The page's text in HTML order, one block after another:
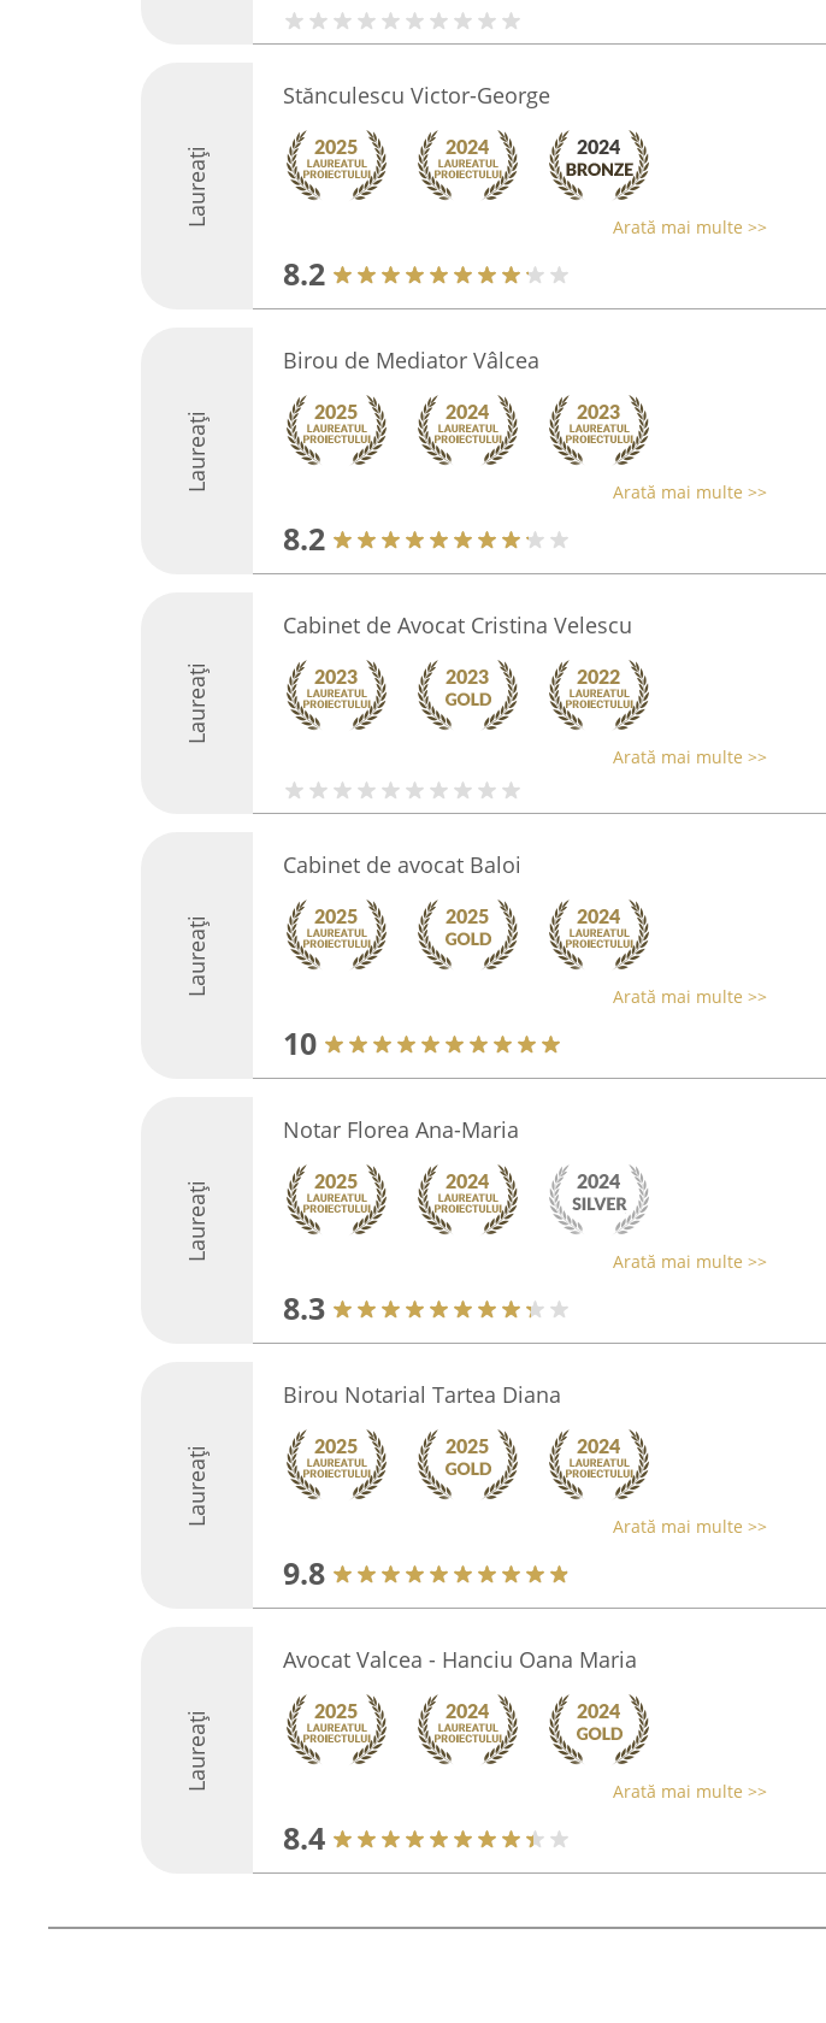
Laureați
Stănculescu Victor-George
Arată mai multe >>
8.2
Laureați
Birou de Mediator Vâlcea
Arată mai multe >>
8.2
Laureați
Cabinet de Avocat Cristina Velescu
Arată mai multe >>
Laureați
Cabinet de avocat Baloi
Arată mai multe >>
10
Laureați
Notar Florea Ana-Maria
Arată mai multe >>
8.3
Laureați
Birou Notarial Tartea Diana
Arată mai multe >>
9.8
Laureați
Avocat Valcea - Hanciu Oana Maria
Arată mai multe >>
8.4